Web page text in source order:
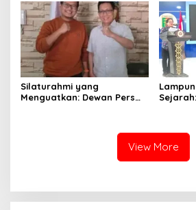
Silaturahmi yang
Menguatkan: Dewan Pers
View More